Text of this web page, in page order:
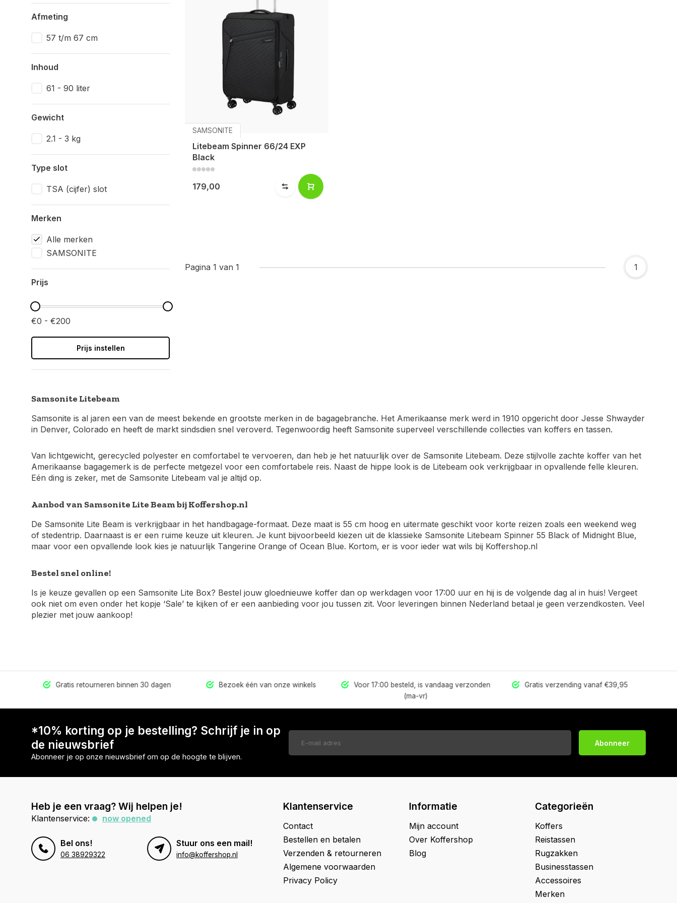
Afmeting
57 t/m 67 cm
Inhoud
61 - 90 liter
Gewicht
2.1 - 3 kg
Type slot
TSA (cijfer) slot
Merken
Alle merken
SAMSONITE
Prijs
€0 - €200
Prijs instellen
SAMSONITE
Litebeam Spinner 66/24 EXP
Black
179,00
Pagina 1 van 1 1
Samsonite Litebeam
Samsonite is al jaren een van de meest bekende en grootste merken in de bagagebranche. Het Amerikaanse merk werd in 1910 opgericht door Jesse Shwayder
in Denver, Colorado en heeft de markt sindsdien snel veroverd. Tegenwoordig heeft Samsonite superveel verschillende collecties van koffers en tassen.
Van lichtgewicht, gerecycled polyester en comfortabel te vervoeren, dan heb je het natuurlijk over de Samsonite Litebeam. Deze stijlvolle zachte koffer van het
Amerikaanse bagagemerk is de perfecte metgezel voor een comfortabele reis. Naast de hippe look is de Litebeam ook verkrijgbaar in opvallende felle kleuren.
Eén ding is zeker, met de Samsonite Litebeam val je altijd op.
Aanbod van Samsonite Lite Beam bij Koffershop.nl
De Samsonite Lite Beam is verkrijgbaar in het handbagage-formaat. Deze maat is 55 cm hoog en uitermate geschikt voor korte reizen zoals een weekend weg
of stedentrip. Daarnaast is er een ruime keuze uit kleuren. Je kunt bijvoorbeeld kiezen uit de klassieke Samsonite Litebeam Spinner 55 Black of Midnight Blue,
maar voor een opvallende look kies je natuurlijk Tangerine Orange of Ocean Blue. Kortom, er is voor ieder wat wils bij Koffershop.nl
Bestel snel online!
Is je keuze gevallen op een Samsonite Lite Box? Bestel jouw gloednieuwe koffer dan op werkdagen voor 17:00 uur en hij is de volgende dag al in huis! Vergeet
ook niet om even onder het kopje ‘Sale’ te kijken of er een aanbieding voor jou tussen zit. Voor leveringen binnen Nederland betaal je geen verzendkosten. Veel
plezier met jouw aankoop!
Gratis retourneren binnen 30 dagen Bezoek één van onze winkels
Voor 17:00 besteld, is vandaag verzonden
(ma-vr)
Gratis verzending vanaf €39,95
*10% korting op je bestelling? Schrijf je in op
de nieuwsbrief
Abonneer je op onze nieuwsbrief om op de hoogte te blijven.
Abonneer
Heb je een vraag? Wij helpen je!
Klantenservice: now opened
Bel ons!
06 38929322
Stuur ons een mail!
info@koffershop.nl
Klantenservice
Contact
Bestellen en betalen
Verzenden & retourneren
Algemene voorwaarden
Privacy Policy
Informatie
Mijn account
Over Koffershop
Blog
Categorieën
Koffers
Reistassen
Rugzakken
Businesstassen
Accessoires
Merken